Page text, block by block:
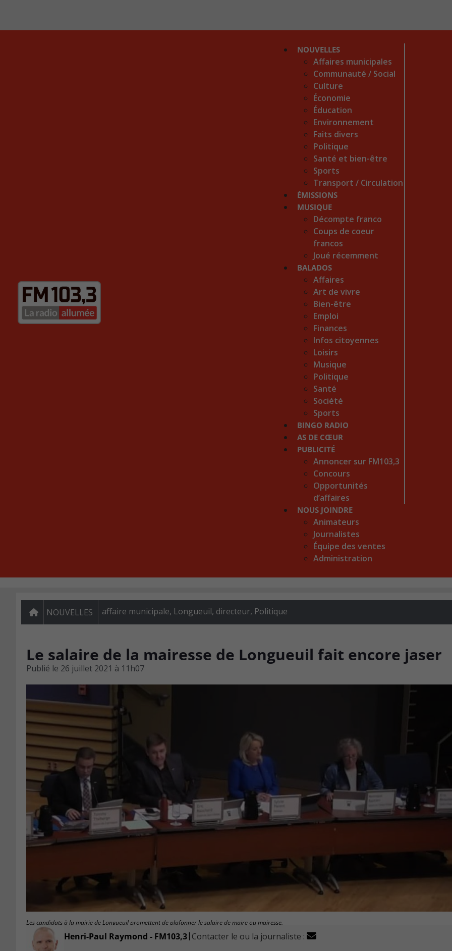
NOUVELLES
Affaires municipales
Communauté / Social
Culture
Économie
Éducation
Environnement
Faits divers
Politique
Santé et bien-être
Sports
Transport / Circulation
ÉMISSIONS
MUSIQUE
Décompte franco
Coups de coeur
francos
Joué récemment
BALADOS
Affaires
Art de vivre
Bien-être
Emploi
Finances
Infos citoyennes
Loisirs
Musique
Politique
Santé
Société
Sports
BINGO RADIO
AS DE CŒUR
PUBLICITÉ
Annoncer sur FM103,3
Concours
Opportunités
d’affaires
NOUS JOINDRE
Animateurs
Journalistes
Équipe des ventes
Administration
NOUVELLES affaire municipale, Longueuil, directeur, Politique
Le salaire de la mairesse de Longueuil fait encore jaser
Publié le 26 juillet 2021 à 11h07
Les candidats à la mairie de Longueuil promettent de plafonner le salaire de maire ou mairesse.
Henri-Paul Raymond - FM103,3| Contacter le ou la journaliste :